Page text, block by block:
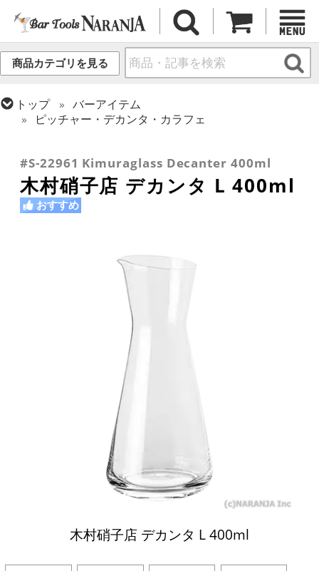
商品カテゴリを見る
トップ
バーアイテム
ピッチャー・デカンタ・カラフェ
酒器 (日本酒・焼酎・泡盛)
#S-22961 Kimuraglass Decanter 400ml
木村硝子店 デカンタ L 400ml
おすすめ
木村硝子店 デカンタ L 400ml